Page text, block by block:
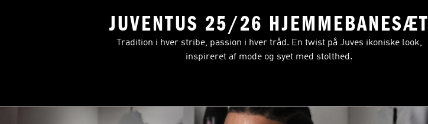
JUVENTUS 25/26 HJEMMEBANESÆT
Tradition i hver stribe, passion i hver tråd. En twist på Juves ikoniske look,
inspireret af mode og syet med stolthed.